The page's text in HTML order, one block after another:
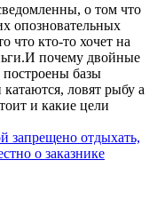
о том что
опозновательных
что кто-то хочет на
почему двойные
построены базы
ловят рыбу а
и какие цели
запрещено отдыхать,
о заказнике